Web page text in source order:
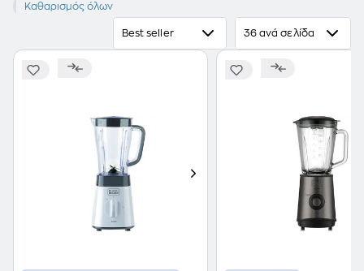
BLACK & DECKER
Καθαρισμός όλων
Best seller 36 ανά σελίδα